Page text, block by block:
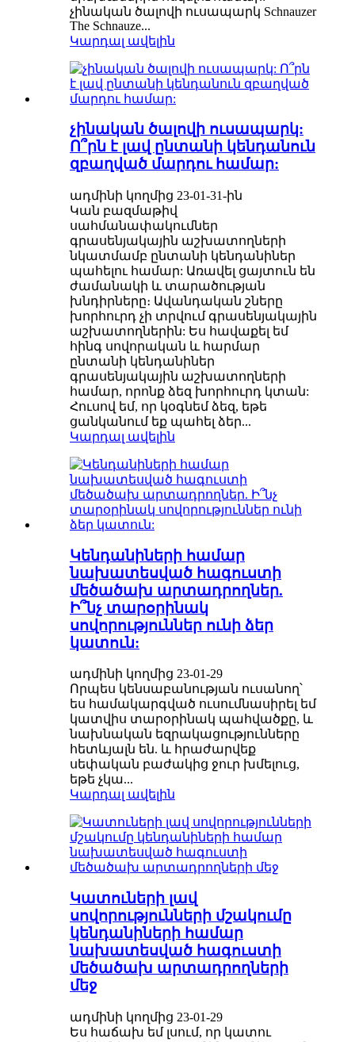
չինական ծալովի ուսապարկ Schnauzer
The Schnauze...
Կարդալ ավելին
չինական ծալովի ուսապարկ:
Ո՞րն է լավ ընտանի կենդանուն
զբաղված մարդու համար:
ադմինի կողմից 23-01-31-ին
Կան բազմաթիվ
սահմանափակումներ
գրասենյակային աշխատողների
նկատմամբ ընտանի կենդանիներ
պահելու համար: Առավել ցայտուն են
ժամանակի և տարածության
խնդիրները։ Ավանդական շները
խորհուրդ չի տրվում գրասենյակային
աշխատողներին: Ես հավաքել եմ
հինգ սովորական և հարմար
ընտանի կենդանիներ
գրասենյակային աշխատողների
համար, որոնք ձեզ խորհուրդ կտան:
Հուսով եմ, որ կօգնեմ ձեզ, եթե
ցանկանում եք պահել ձեր...
Կարդալ ավելին
Կենդանիների համար
նախատեսված հագուստի
մեծածախ արտադրողներ.
Ի՞նչ տարօրինակ
սովորություններ ունի ձեր
կատուն:
ադմինի կողմից 23-01-29
Որպես կենսաբանության ուսանող՝
ես համակարգված ուսումնասիրել եմ
կատվիս տարօրինակ պահվածքը, և
նախնական եզրակացությունները
հետևյալն են. և հրաժարվեք
սեփական բաժակից ջուր խմելուց,
եթե չկա...
Կարդալ ավելին
Կատուների լավ
սովորությունների մշակումը
կենդանիների համար
նախատեսված հագուստի
մեծածախ արտադրողների
մեջ
ադմինի կողմից 23-01-29
Ես հաճախ եմ լսում, որ կատու